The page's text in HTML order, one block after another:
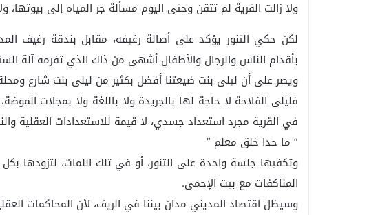
ولا زالت القرية لم تتقن وحتى اليوم مسألة جر المياه إلى
لكن حكي التنور يؤكد على أصالة رغيفه، مقابل بندقة رغيف
بأقدام الناس والرجال والأطفال أشهى من ذاك الذي تفرمه آلة
ويصر على أن ليلى بنت ضيعتنا أفضل بكثير من ليلى بنت شارع
فليلى الفلاحة لا حاجة لها بالجريدة ولا باللغة ولا بمجلات
في القرية مجرد استعداد جسدي، لا قيمة للاستعدادات العقلية
” ما حدا خلق معلم ”
وتكفيها جلسة واحدة على التنور، أو في تلك اللمات، لتزودها
المناكفات مع بيت الإحمى.
وسيظل اقتصاد المديني مدان بيننا في الريف، لأن المحاكمات